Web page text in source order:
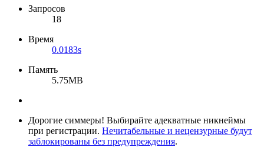
Запросов
18
Время
0.0183s
Память
5.75MB
Дорогие симмеры! Выбирайте адекватные никнеймы
при регистрации. Нечитабельные и нецензурные будут
заблокированы без предупреждения.